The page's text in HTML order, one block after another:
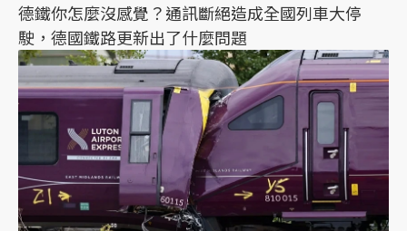
德鐵你怎麼沒感覺？通訊斷絕造成全國列車大停
駛，德國鐵路更新出了什麼問題